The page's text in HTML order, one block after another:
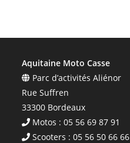
Aquitaine Moto Casse
Parc d’activités Aliénor
Rue Suffren
33300 Bordeaux
Motos : 05 56 69 87 91
Scooters : 05 56 50 66 66